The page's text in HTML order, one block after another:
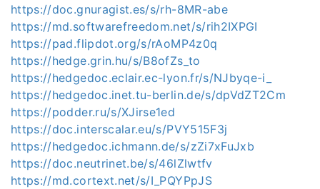
https://doc.gnuragist.es/s/rh-8MR-abe
https://md.softwarefreedom.net/s/rih2IXPGI
https://pad.flipdot.org/s/rAoMP4z0q
https://hedge.grin.hu/s/B8ofZs_to
https://hedgedoc.eclair.ec-lyon.fr/s/NJbyqe-i_
https://hedgedoc.inet.tu-berlin.de/s/dpVdZT2Cm
https://podder.ru/s/XJirse1ed
https://doc.interscalar.eu/s/PVY515F3j
https://hedgedoc.ichmann.de/s/zZi7xFuJxb
https://doc.neutrinet.be/s/46lZlwtfv
https://md.cortext.net/s/I_PQYPpJS